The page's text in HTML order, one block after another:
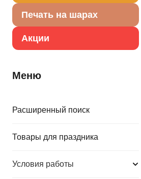
Печать на шарах
Акции
Меню
Расширенный поиск
Товары для праздника
Условия работы
Тонкая миларовая (фольга на
пленка позволяет шарам не
месяца. Упакован в красочный
изображением шара, что позволяет
Посмотреть А ЦИФРА 8 Silver на
Цифры и